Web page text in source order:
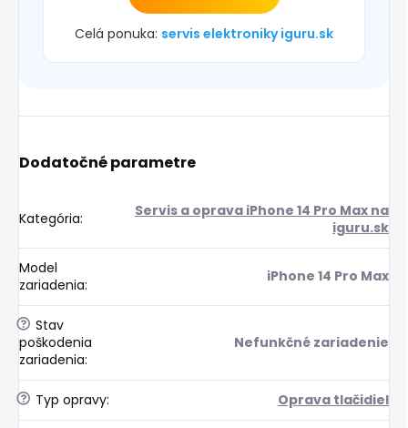
Celá ponuka: servis elektroniky iguru.sk
Dodatočné parametre
Kategória:
Servis a oprava iPhone 14 Pro Max na
iguru.sk
Model
zariadenia: iPhone 14 Pro Max
? Stav
poškodenia
zariadenia:
Nefunkčné zariadenie
? Typ opravy: Oprava tlačidiel